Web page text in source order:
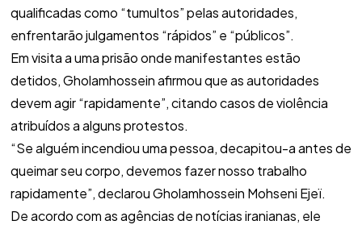
qualificadas como “tumultos” pelas autoridades,
enfrentarão julgamentos “rápidos” e “públicos”.
Em visita a uma prisão onde manifestantes estão
detidos, Gholamhossein afirmou que as autoridades
devem agir “rapidamente”, citando casos de violência
atribuídos a alguns protestos.
“Se alguém incendiou uma pessoa, decapitou-a antes de
queimar seu corpo, devemos fazer nosso trabalho
rapidamente”, declarou Gholamhossein Mohseni Ejeï.
De acordo com as agências de notícias iranianas, ele